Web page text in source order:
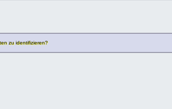
zu identifizieren?